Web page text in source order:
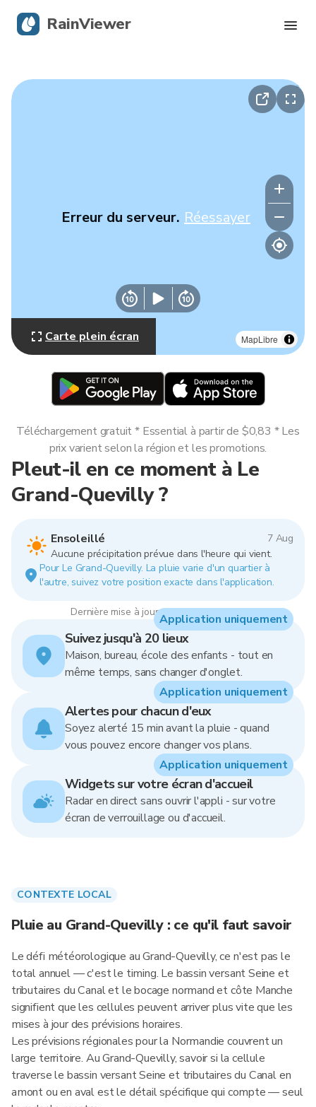
MapLibre
Erreur du serveur. Réessayer
Carte plein écran
Pleut-il en ce moment à Le
Grand-Quevilly ?
Ensoleillé
7 Aug
Aucune précipitation prévue dans l'heure qui vient.
Pour Le Grand-Quevilly. La pluie varie d'un quartier à
l'autre, suivez votre position exacte dans l'application.
Dernière mise à jour : 01:00, 7 Aug 2026
Téléchargement gratuit * Essential à partir de $0,83 * Les
prix varient selon la région et les promotions.
Suivez jusqu'à 20 lieux
Maison, bureau, école des enfants - tout en
même temps, sans changer d'onglet.
Application uniquement
Alertes pour chacun d'eux
Soyez alerté 15 min avant la pluie - quand
vous pouvez encore changer vos plans.
Application uniquement
Widgets sur votre écran d'accueil
Radar en direct sans ouvrir l'appli - sur votre
écran de verrouillage ou d'accueil.
Application uniquement
CONTEXTE LOCAL
Pluie au Grand-Quevilly : ce qu'il faut savoir
Le défi météorologique au Grand-Quevilly, ce n'est pas le
total annuel — c'est le timing. Le bassin versant Seine et
tributaires du Canal et le bocage normand et côte Manche
signifient que les cellules peuvent arriver plus vite que les
mises à jour des prévisions horaires.
Les prévisions régionales pour la Normandie couvrent un
large territoire. Au Grand-Quevilly, savoir si la cellule
traverse le bassin versant Seine et tributaires du Canal en
amont ou en aval est le détail spécifique qui compte — seul
RainViewer